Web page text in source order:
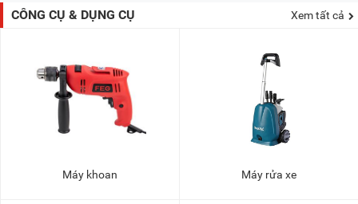
CÔNG CỤ & DỤNG CỤ Xem tất cả
Máy khoan Máy rửa xe